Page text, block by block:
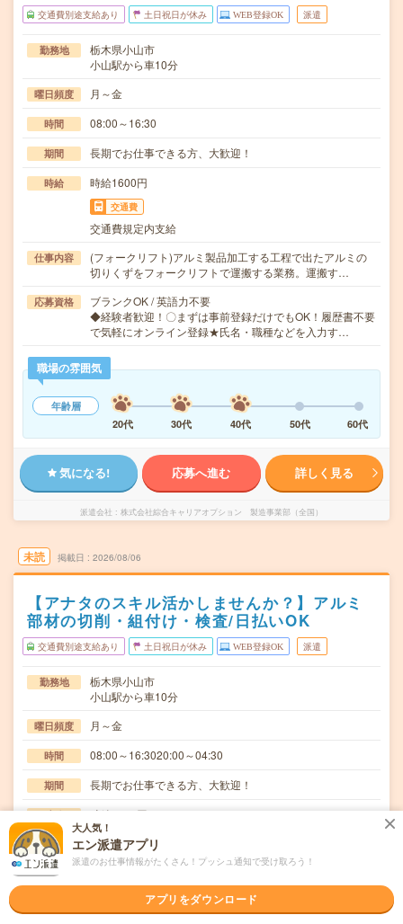
交通費別途支給あり 土日祝日が休み WEB登録OK 派遣
勤務地
栃木県小山市
小山駅から車10分
曜日頻度 月～金
時間 08:00～16:30
期間 長期でお仕事できる方、大歓迎！
時給 時給1600円
交通費
交通費規定内支給
仕事内容
(フォークリフト)アルミ製品加工する工程で出たアルミの
切りくずをフォークリフトで運搬する業務。運搬す…
応募資格
ブランクOK / 英語力不要
◆経験者歓迎！〇まずは事前登録だけでもOK！履歴書不要
で気軽にオンライン登録★氏名・職種などを入力す…
職場の雰囲気
年齢層
20代
30代 40代 50代 60代
気になる! 応募へ進む 詳しく見る
派遣会社 株式会社綜合キャリアオプション 製造事業部（全国）
未読 掲載日 2026/08/06
【アナタのスキル活かしませんか？】アルミ
部材の切削・組付け・検査/日払いOK
交通費別途支給あり 土日祝日が休み WEB登録OK 派遣
勤務地
栃木県小山市
小山駅から車10分
曜日頻度 月～金
時間 08:00～16:3020:00～04:30
期間 長期でお仕事できる方、大歓迎！
時給 時給1600円
交通費
交通費規定内支給
仕事内容
(無資格業務)アルミ製品の切削・加工・検査・マシンオペ
レーター業務。アルミ製品に部品を組付け加工する…
大人気！
エン派遣アプリ
派遣のお仕事情報がたくさん！プッシュ通知で受け取ろう！
アプリをダウンロード